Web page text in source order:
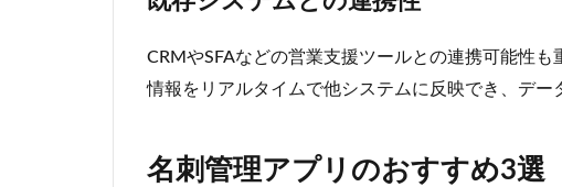
CRMやSFAなどの営業支援ツールとの連携可能性
情報をリアルタイムで他システムに反映でき、デー
名刺管理アプリのおすすめ3選